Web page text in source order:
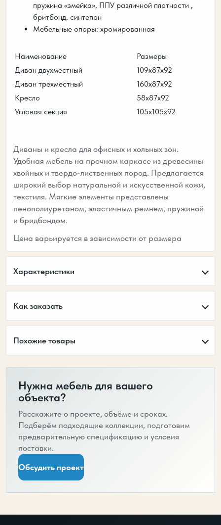
пружина «змейка», ППУ различной плотности ,
бритбонд, синтепон
Мебельные опоры: хромированная
Наименование
Размеры
Диван двухместный
109х87х92
Диван трехместный
160х87х92
Кресло
58х87х92
Угловая секция
105х105х92
Диваны и кресла для офисных и хольных зон.
Удобная мебель на прочном каркасе из древесины
хвойных и твердо-лиственных пород. Предлагается
широкий выбор натуральной и искусственной кожи,
текстиля. Мягкие элементы представлены
пенополиуретаном, эластичным ремнем, пружиной
и бридбондом.
Цена варьируется в зависимости от размера
Характеристики
Как заказать
Похожие товары
Нужна мебель для вашего
объекта?
Расскажите о проекте, объёме и сроках.
Подберём подходящие коллекции, подготовим
предварительную спецификацию и условия
поставки.
Обсудить проект